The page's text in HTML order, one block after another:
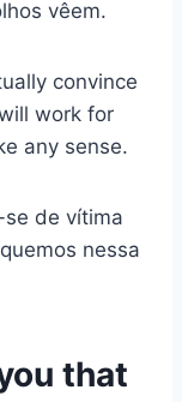
vêem.
convince
work for
any sense.
de vítima
nessa
that